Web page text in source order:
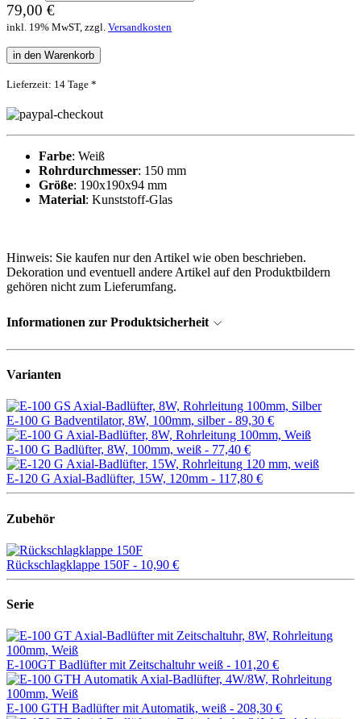
79,00 €
inkl. 19% MwST, zzgl. Versandkosten
in den Warenkorb
Lieferzeit: 14 Tage *
Farbe: Weiß
Rohrdurchmesser: 150 mm
Größe: 190x190x94 mm
Material: Kunststoff-Glas
Hinweis: Sie kaufen nur den Artikel wie oben beschrieben.
Dekoration und eventuell andere Artikel auf den Produktbildern
gehören nicht zum Lieferumfang.
Informationen zur Produktsicherheit
Varianten
E-100 G Badventilator, 8W, 100mm, silber - 89,30 €
E-100 G Badlüfter, 8W, 100mm, weiß - 77,40 €
E-120 G Axial-Badlüfter, 15W, 120mm - 117,80 €
Zubehör
Rückschlagklappe 150F - 10,90 €
Serie
E-100GT Badlüfter mit Zeitschaltuhr weiß - 101,20 €
E-100 GTH Badlüfter mit Automatik, weiß - 208,30 €